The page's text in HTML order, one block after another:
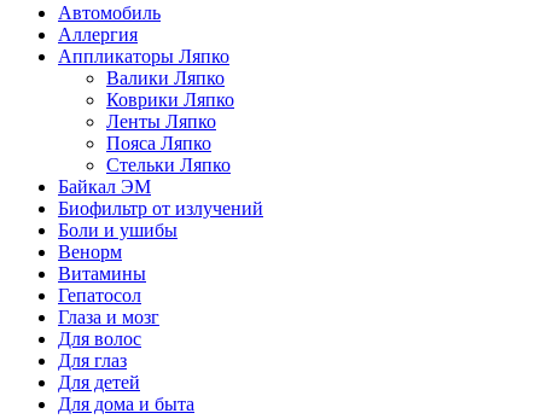
Автомобиль
Аллергия
Аппликаторы Ляпко
Валики Ляпко
Коврики Ляпко
Ленты Ляпко
Пояса Ляпко
Стельки Ляпко
Байкал ЭМ
Биофильтр от излучений
Боли и ушибы
Венорм
Витамины
Гепатосол
Глаза и мозг
Для волос
Для глаз
Для детей
Для дома и быта